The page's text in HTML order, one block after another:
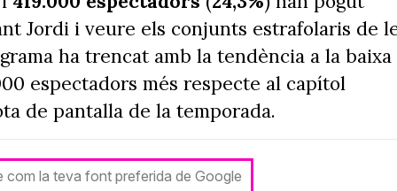
Jordi i veure els conjunts estrafolaris de
ha trencat amb la tendència a la baixa
espectadors més respecte al capítol
de pantalla de la temporada.
com la teva font preferida de Google